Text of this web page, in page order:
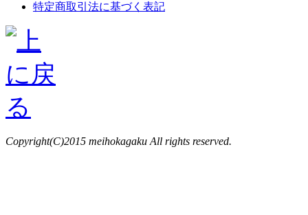
特定商取引法に基づく表記
Copyright(C)2015 meihokagaku All rights reserved.